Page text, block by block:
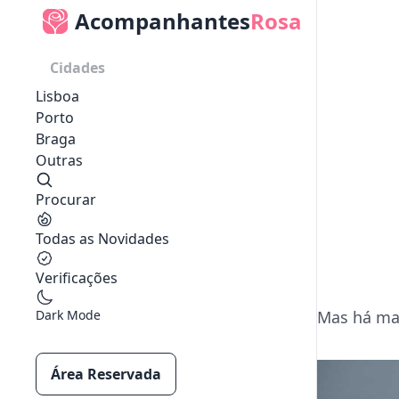
AcompanhantesRosa
Cidades
Lisboa
Porto
Braga
Outras
Procurar
Todas as Novidades
Verificações
Dark Mode
Área Reservada
Mas há